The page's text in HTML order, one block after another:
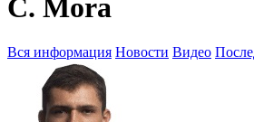
C. Mora
Вся информация Новости Видео